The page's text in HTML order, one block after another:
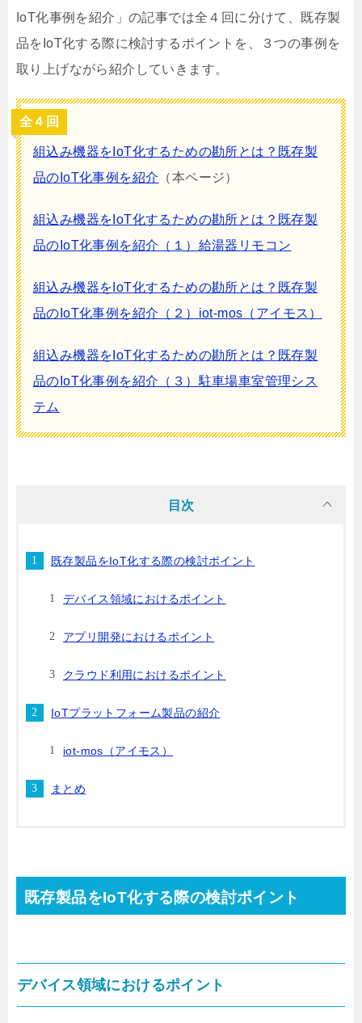
IoT化事例を紹介」の記事では全４回に分けて、既存製
品をIoT化する際に検討するポイントを、３つの事例を
取り上げながら紹介していきます。
全４回
組込み機器をIoT化するための勘所とは？既存製
品のIoT化事例を紹介 （本ページ）
組込み機器をIoT化するための勘所とは？既存製
品のIoT化事例を紹介（１）給湯器リモコン
組込み機器をIoT化するための勘所とは？既存製
品のIoT化事例を紹介（２）iot-mos（アイモス）
組込み機器をIoT化するための勘所とは？既存製
品のIoT化事例を紹介（３）駐車場車室管理シス
テム
目次
既存製品をIoT化する際の検討ポイント
デバイス領域におけるポイント
アプリ開発におけるポイント
クラウド利用におけるポイント
IoTプラットフォーム製品の紹介
iot-mos（アイモス）
まとめ
既存製品をIoT化する際の検討ポイント
デバイス領域におけるポイント